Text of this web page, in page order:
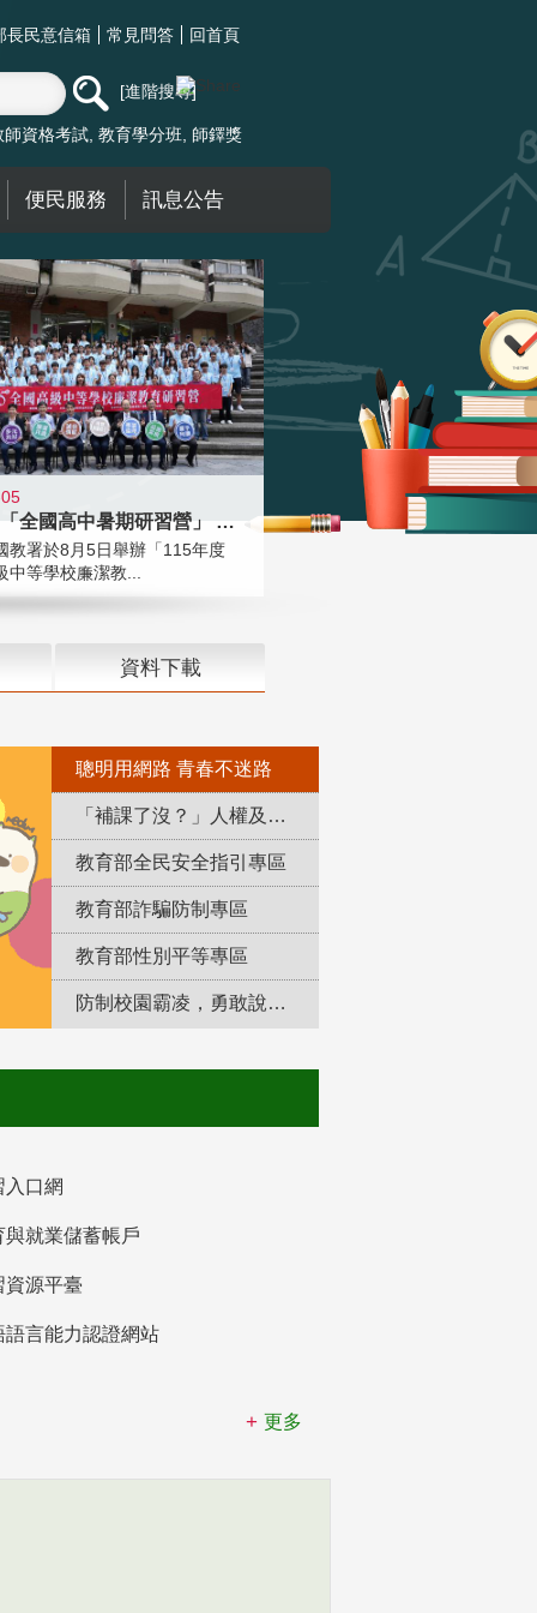
長民意信箱 常見問答 回首頁
進階搜尋
師資格考試 教育學分班 師鐸獎
便民服務 訊息公告
國教署「全國高中暑期研習營」 以多
教署於8月5日舉辦「115年度
中等學校廉潔教...
資料下載
聰明用網路 青春不迷路
「補課了沒？」人權及轉型正義教育專區
教育部全民安全指引專區
教育部詐騙防制專區
教育部性別平等專區
防制校園霸凌，勇敢說出來！
入口網
與就業儲蓄帳戶
資源平臺
語言能力認證網站
更多